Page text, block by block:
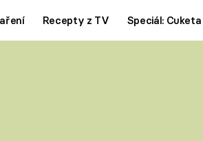
Recepty z TV Speciál: Cuketa